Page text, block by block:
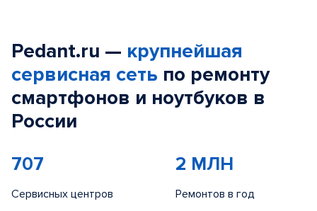
Pedant.ru — крупнейшая
сервисная сеть по ремонту
смартфонов и ноутбуков в
России
707
Сервисных центров
2 МЛН
Ремонтов в год